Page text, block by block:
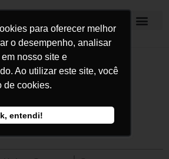
para oferecer melhor
o desempenho, analisar
nosso site e
Ao utilizar este site, você
de cookies.
entendi!
materiais dos
bicicleta e sua